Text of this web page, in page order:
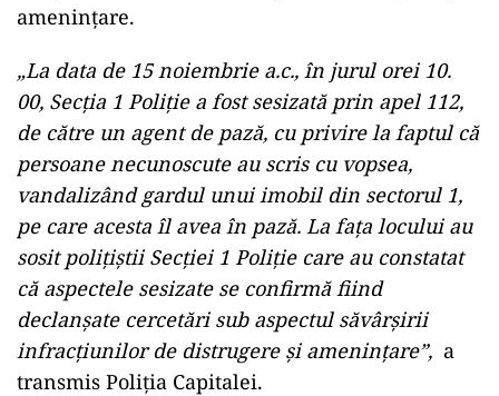
ameninţare.
„La data de 15 noiembrie a.c., în jurul orei 10.
00, Secţia 1 Poliţie a fost sesizată prin apel 112,
de către un agent de pază, cu privire la faptul că
persoane necunoscute au scris cu vopsea,
vandalizând gardul unui imobil din sectorul 1,
pe care acesta îl avea în pază. La faţa locului au
sosit poliţiştii Secţiei 1 Poliţie care au constatat
că aspectele sesizate se confirmă fiind
declanşate cercetări sub aspectul săvârşirii
infracţiunilor de distrugere şi ameninţare”, a
transmis Poliţia Capitalei.